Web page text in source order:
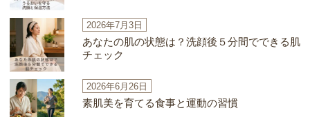
2026年7月3日
あなたの肌の状態は？洗顔後５分間でできる肌
チェック
2026年6月26日
素肌美を育てる食事と運動の習慣